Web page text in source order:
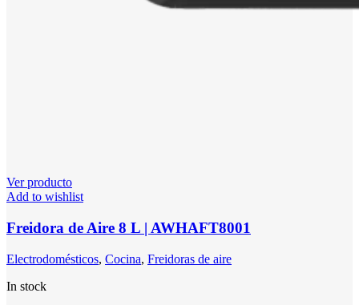
Ver producto
Add to wishlist
Freidora de Aire 8 L | AWHAFT8001
Electrodomésticos, Cocina, Freidoras de aire
In stock